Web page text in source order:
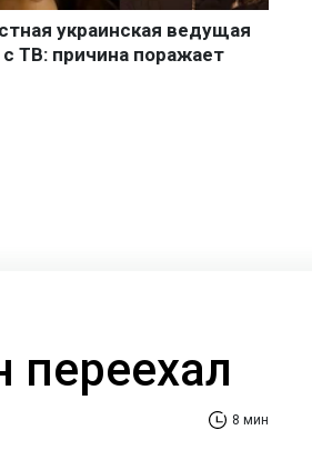
переехал
8 мин